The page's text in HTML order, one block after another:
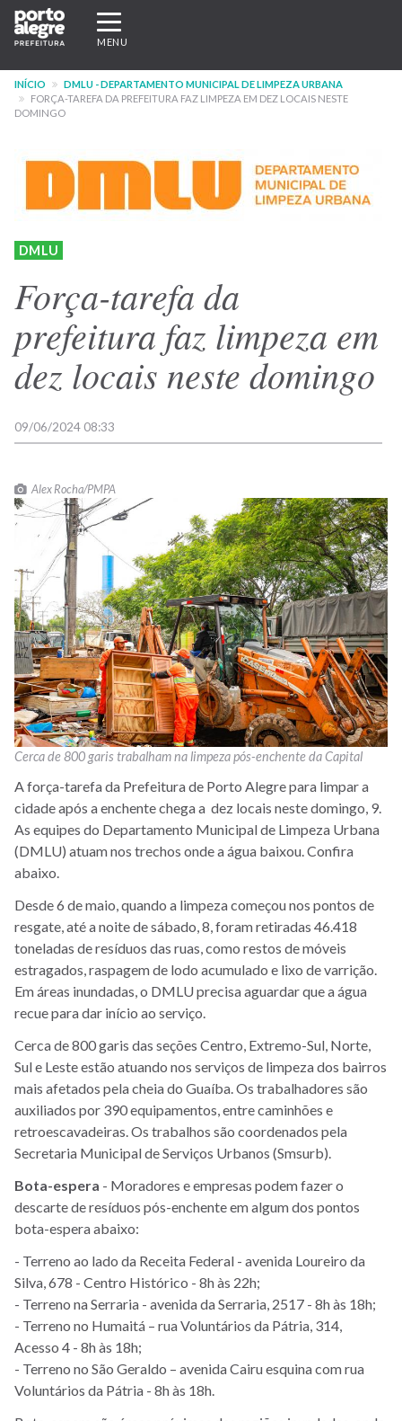
Pular
para
conteúdo
principal
Expandir/recolher
navegação
MENU
INÍCIO
DMLU - DEPARTAMENTO MUNICIPAL DE LIMPEZA URBANA
FORÇA-TAREFA DA PREFEITURA FAZ LIMPEZA EM DEZ LOCAIS NESTE
DOMINGO
DMLU
Força-tarefa da
prefeitura faz limpeza em
dez locais neste domingo
09/06/2024 08:33
Alex Rocha/PMPA
Cerca de 800 garis trabalham na limpeza pós-enchente da Capital
A força-tarefa da Prefeitura de Porto Alegre para limpar a
cidade após a enchente chega a dez locais neste domingo, 9.
As equipes do Departamento Municipal de Limpeza Urbana
(DMLU) atuam nos trechos onde a água baixou. Confira
abaixo.
Desde 6 de maio, quando a limpeza começou nos pontos de
resgate, até a noite de sábado, 8, foram retiradas 46.418
toneladas de resíduos das ruas, como restos de móveis
estragados, raspagem de lodo acumulado e lixo de varrição.
Em áreas inundadas, o DMLU precisa aguardar que a água
recue para dar início ao serviço.
Cerca de 800 garis das seções Centro, Extremo-Sul, Norte,
Sul e Leste estão atuando nos serviços de limpeza dos bairros
mais afetados pela cheia do Guaíba. Os trabalhadores são
auxiliados por 390 equipamentos, entre caminhões e
retroescavadeiras. Os trabalhos são coordenados pela
Secretaria Municipal de Serviços Urbanos (Smsurb).
Bota-espera - Moradores e empresas podem fazer o
descarte de resíduos pós-enchente em algum dos pontos
bota-espera abaixo:
- Terreno ao lado da Receita Federal - avenida Loureiro da
Silva, 678 - Centro Histórico - 8h às 22h;
- Terreno na Serraria - avenida da Serraria, 2517 - 8h às 18h;
- Terreno no Humaitá – rua Voluntários da Pátria, 314,
Acesso 4 - 8h às 18h;
- Terreno no São Geraldo – avenida Cairu esquina com rua
Voluntários da Pátria - 8h às 18h.